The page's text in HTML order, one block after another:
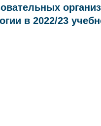
в 2022/23